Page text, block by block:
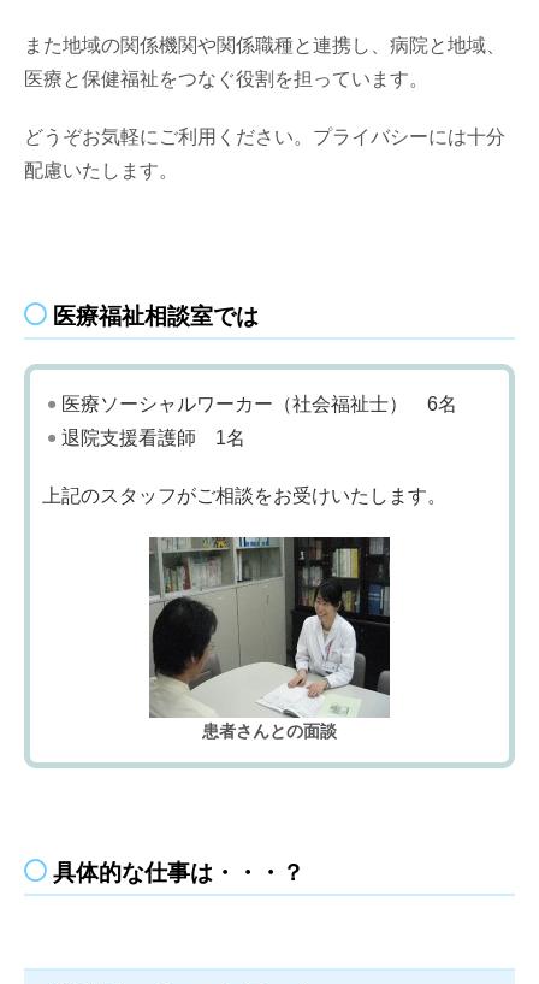
また地域の関係機関や関係職種と連携し、病院と地域、
医療と保健福祉をつなぐ役割を担っています。
どうぞお気軽にご利用ください。プライバシーには十分
配慮いたします。
医療福祉相談室では
医療ソーシャルワーカー（社会福祉士） 6名
退院支援看護師 1名
上記のスタッフがご相談をお受けいたします。
患者さんとの面談
具体的な仕事は・・・？